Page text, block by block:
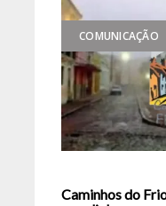
COMUNICAÇÃO
Caminhos do